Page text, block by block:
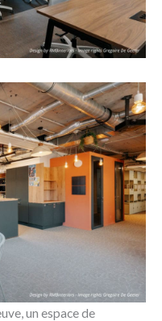
un espace de